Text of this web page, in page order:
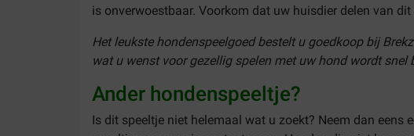
is onverwoestbaar. Voorkom dat uw huisdier delen van
Het leukste hondenspeelgoed bestelt u goedkoop bij
wat u wenst voor gezellig spelen met uw hond wordt snel
Ander hondenspeeltje?
Is dit speeltje niet helemaal wat u zoekt? Neem dan eens